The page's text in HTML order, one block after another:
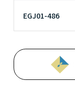
EGJ01-486